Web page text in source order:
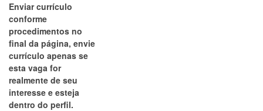
Enviar currículo
conforme
procedimentos no
final da página, envie
currículo apenas se
esta vaga for
realmente de seu
interesse e esteja
dentro do perfil.